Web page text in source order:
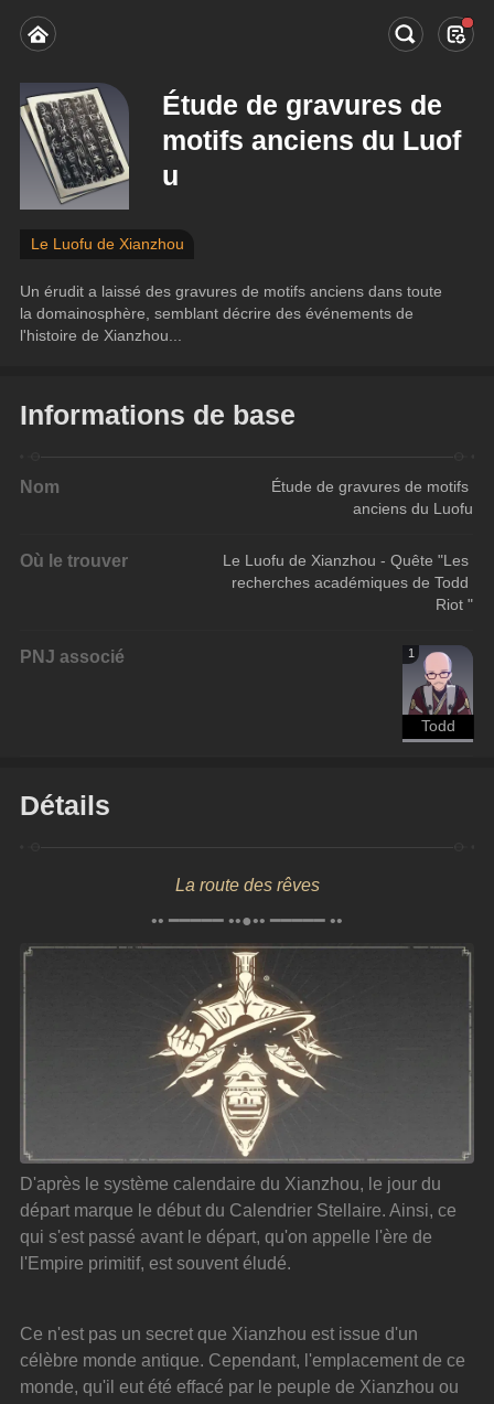
Étude de gravures de
motifs anciens du Luof
u
Le Luofu de Xianzhou
Un érudit a laissé des gravures de motifs anciens dans toute
la domainosphère, semblant décrire des événements de
l'histoire de Xianzhou...
Informations de base
Nom
Étude de gravures de motifs
anciens du Luofu
Où le trouver
Le Luofu de Xianzhou - Quête "Les
recherches académiques de Todd
Riot "
PNJ associé 1
Todd
Détails
La route des rêves
•• ━━━━━ ••●•• ━━━━━ ••
D'après le système calendaire du Xianzhou, le jour du
départ marque le début du Calendrier Stellaire. Ainsi, ce
qui s'est passé avant le départ, qu'on appelle l'ère de
l'Empire primitif, est souvent éludé.
Ce n'est pas un secret que Xianzhou est issue d'un
célèbre monde antique. Cependant, l'emplacement de ce
monde, qu'il eut été effacé par le peuple de Xianzhou ou